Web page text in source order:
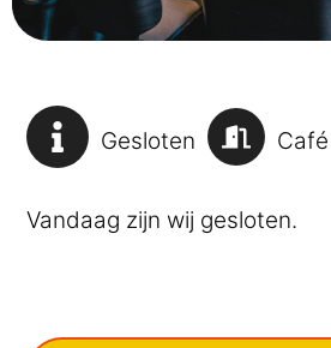
Gesloten Café
Vandaag zijn wij gesloten.